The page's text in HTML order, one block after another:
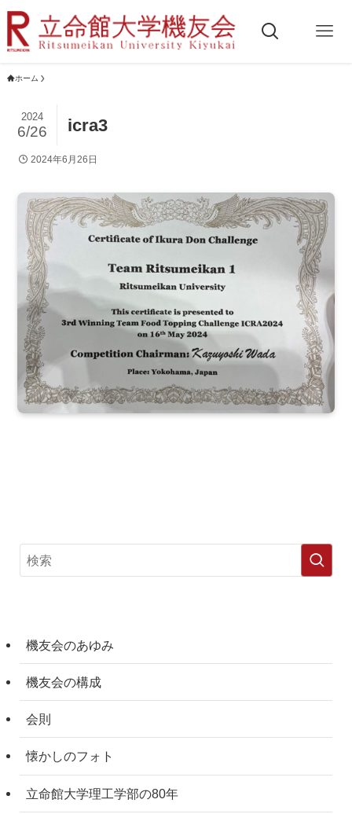
ホーム
icra3
2024
6/26
2024年6月26日
機友会のあゆみ
機友会の構成
会則
懐かしのフォト
立命館大学理工学部の80年